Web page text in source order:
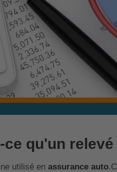
qu'un
utilisé en assurance auto